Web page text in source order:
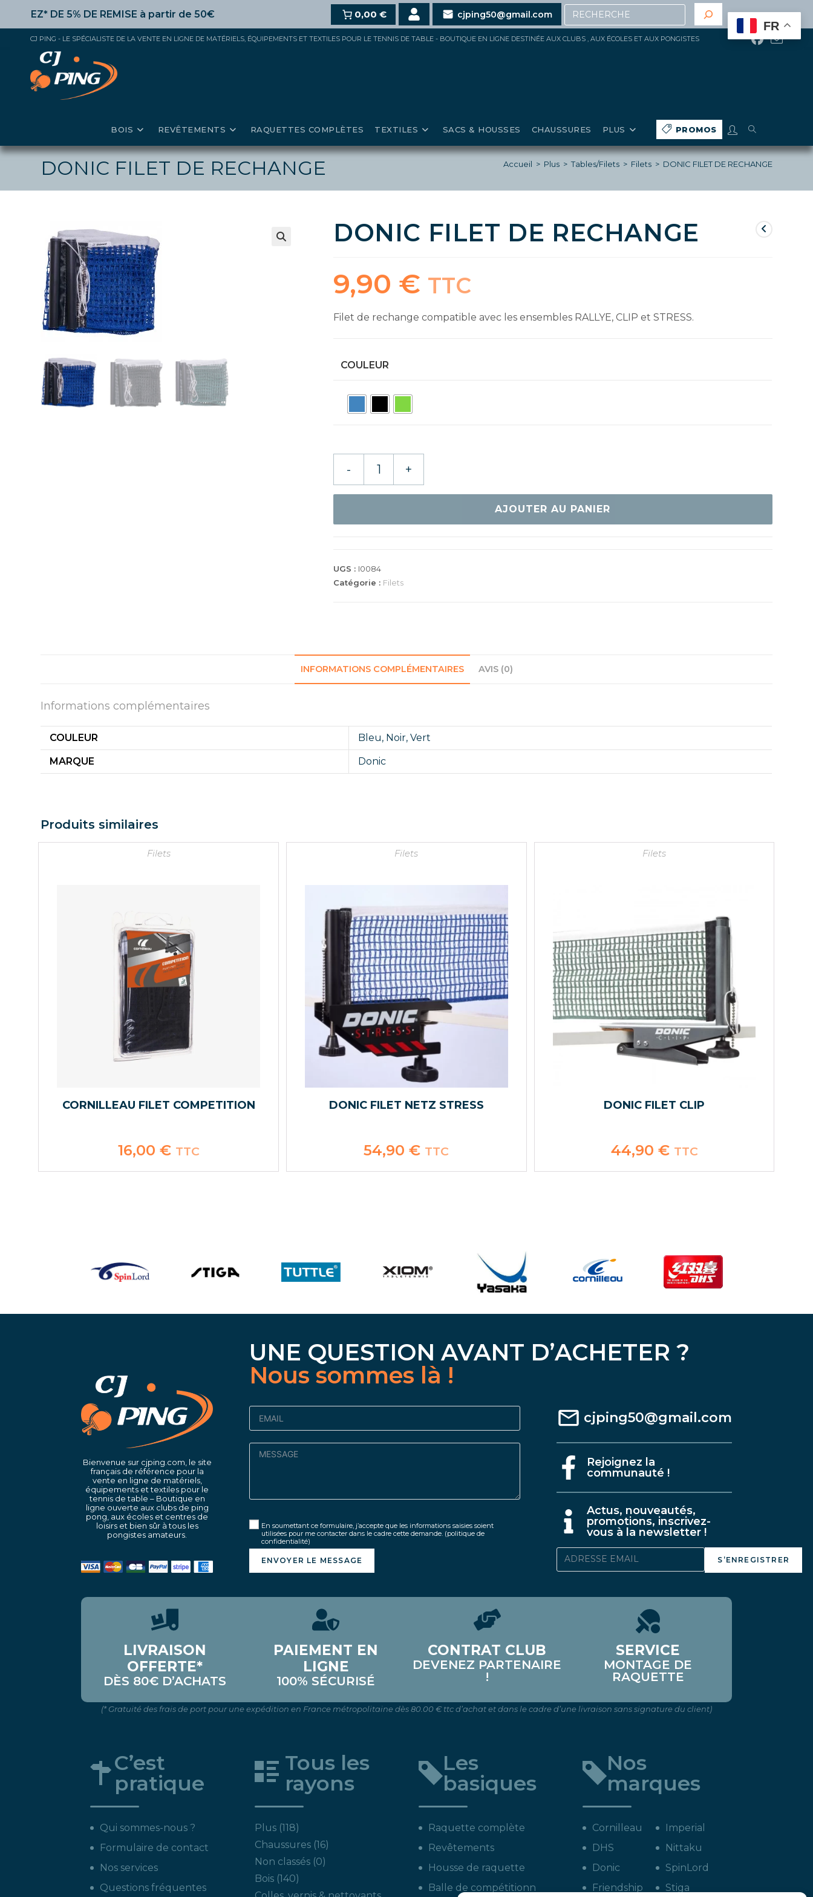
content
DE 5% DE REMISEà partir de 50€ d’achat, pour 150€ et jusqu’à 20%au-delà de 200€ d’achat(hors gros matériels, réduction, promotions en
0,00 € cjping50@gmail.com Recherche
CJ PING - LE SPÉCIALISTE DE LA VENTE EN LIGNE DE MATÉRIELS, ÉQUIPEMENTS ET TEXTILES POUR LE TENNIS DE TABLE - BOUTIQUE EN LIGNE DESTINÉE AUX CLUBS , AUX ÉCOLES ET AUX PONGISTES
BOIS REVÊTEMENTS RAQUETTES COMPLÈTES TEXTILES SACS & HOUSSES CHAUSSURES PLUS PROMOS
TOGGLE
WEBSITE
SEARCH
DONIC FILET DE RECHANGE Accueil > Plus > Tables/Filets > Filets > DONIC FILET DE RECHANGE
DONIC FILET DE RECHANGE
9,90 € TTC
Filet de rechange compatible avec les ensembles RALLYE, CLIP et STRESS.
COULEUR
- +
AJOUTER AU PANIER
UGS : I0084
Catégorie : Filets
INFORMATIONS COMPLÉMENTAIRES AVIS (0)
Informations complémentaires
COULEUR Bleu, Noir,Vert
MARQUE Donic
Produits similaires
Filets
CORNILLEAU FILET COMPETITION
16,00 € TTC
Filets
DONIC FILET NETZ STRESS
54,90€ TTC
Filets
DONIC FILET CLIP
44,90 € TTC
Bienvenue sur cjping.com, le site
français de référence pour la
vente en ligne de matériels,
équipements et textiles pour le
tennis de table – Boutique en
ligne ouverte aux clubs de ping
pong, aux écoles et centres de
loisirs et bien sûr à tous les
pongistes amateurs.
UNE QUESTION AVANT D’ACHETER ?
Nous sommes là !
En soumettant ce formulaire, j’accepte que les informations saisies soient
utilisées pour me contacter dans le cadre cette demande. (politique de
confidentialité)
ENVOYER LE MESSAGE
cjping50@gmail.com
Rejoignez la
communauté !
Actus, nouveautés,
promotions, inscrivez-
vous à la newsletter !
S’ENREGISTRER
LIVRAISON
OFFERTE*
DÈS 80€ D’ACHATS
PAIEMENT EN
LIGNE
100% SÉCURISÉ
CONTRAT CLUB
DEVENEZ PARTENAIRE
!
SERVICE
MONTAGE DE
RAQUETTE
(* Gratuité des frais de port pour une expédition en France métropolitaine dès 80.00 € ttc d’achat et dans le cadre d’une livraison sans signature du client)
C’est
pratique
Qui sommes-nous ?
Formulaire de contact
Nos services
Questions fréquentes
Tous les
rayons
Plus 118118
produits
Chaussures 1616
produits
Non classés 00
Bois 140140
produits
Les
basiques
Raquette complète
Revêtements
Housse de raquette
Balle de compétitionn
Nos
marques
Cornilleau
DHS
Donic
Friendship
Imperial
Nittaku
SpinLord
Stiga
FR